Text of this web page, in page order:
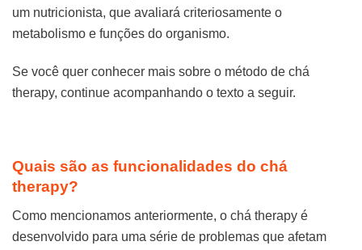
um nutricionista, que avaliará criteriosamente o
metabolismo e funções do organismo.
Se você quer conhecer mais sobre o método de chá
therapy, continue acompanhando o texto a seguir.
Quais são as funcionalidades do chá
therapy?
Como mencionamos anteriormente, o chá therapy é
desenvolvido para uma série de problemas que afetam